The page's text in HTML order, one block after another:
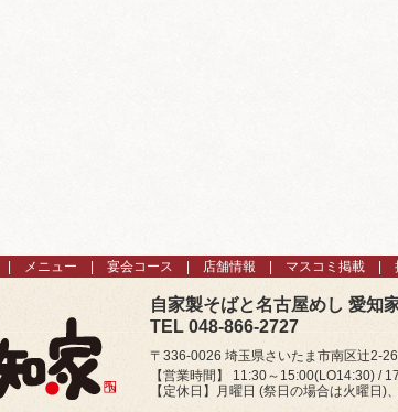
メニュー 宴会コース 店舗情報 マスコミ掲載
自家製そばと名古屋めし 愛知
TEL 048-866-2727
〒336-0026 埼玉県さいたま市南区辻2-
【営業時間】 11:30～15:00(LO14:30) /
【定休日】月曜日 (祭日の場合は火曜日)